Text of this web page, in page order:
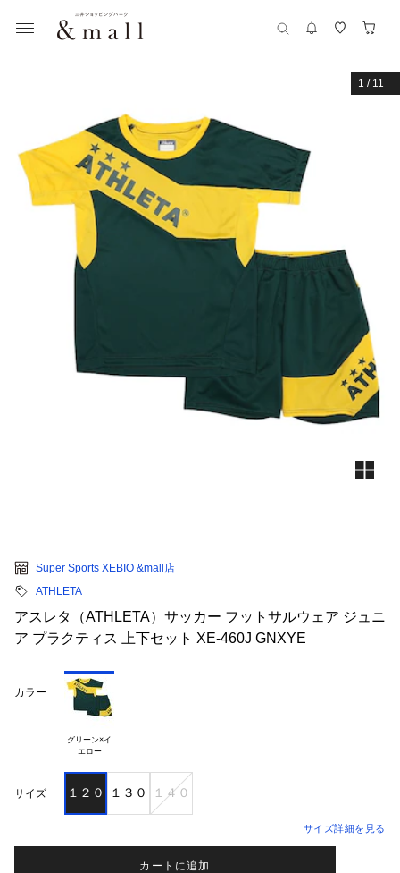
1 / 11
Super Sports XEBIO &mall店
ATHLETA
アスレタ（ATHLETA）サッカー フットサルウェア ジュニ
ア プラクティス 上下セット XE-460J GNXYE
カラー
グリーン×イ
エロー
サイズ １２０ １３０ １４０
サイズ詳細を見る
カートに追加